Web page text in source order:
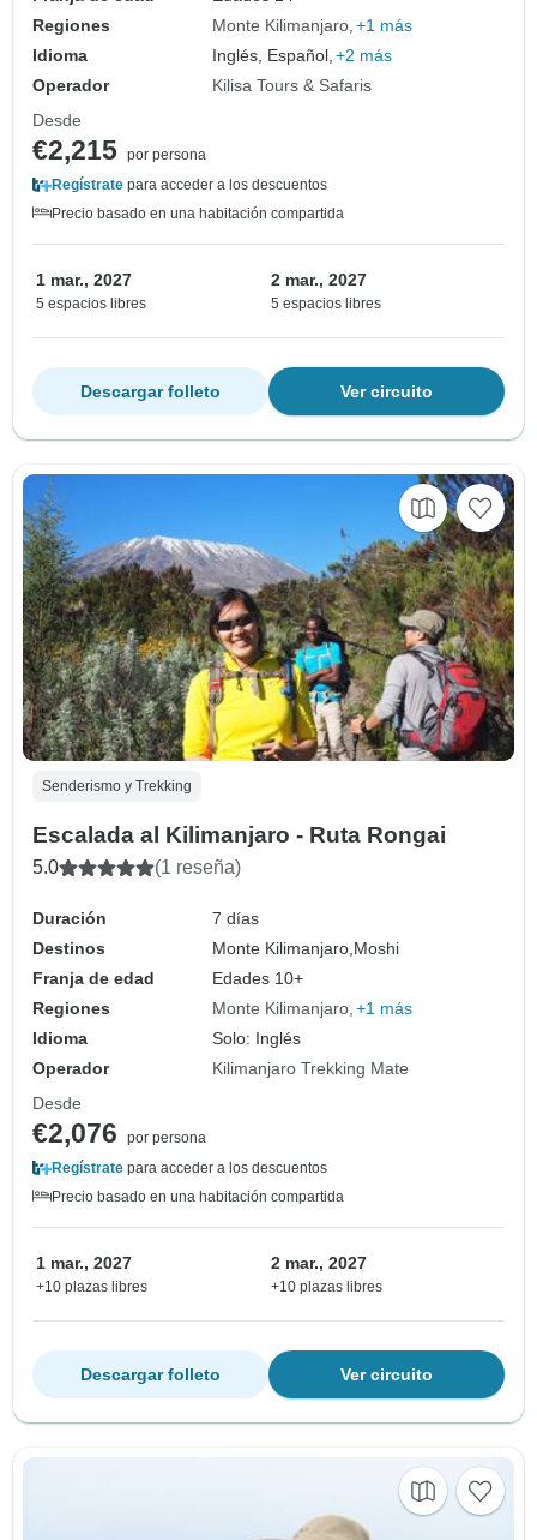
Regiones
Monte Kilimanjaro +1 más
Idioma
Inglés, Español, +2 más
Operador
Kilisa Tours & Safaris
Desde
€2,215 por persona
Regístrate para acceder a los descuentos
Precio basado en una habitación compartida
1 mar., 2027
5 espacios libres
2 mar., 2027
5 espacios libres
Ver circuito
Descargar folleto
Senderismo y Trekking
Escalada al Kilimanjaro - Ruta Rongai
5.0 (1 reseña)
Duración
7 días
Destinos
Monte Kilimanjaro, Moshi
Franja de edad
Edades 10+
Regiones
Monte Kilimanjaro +1 más
Idioma
Solo: Inglés
Operador
Kilimanjaro Trekking Mate
Desde
€2,076
por persona
Regístrate para acceder a los descuentos
Precio basado en una habitación compartida
1 mar., 2027
+10 plazas libres
2 mar., 2027
+10 plazas libres
Ver circuito
Descargar folleto